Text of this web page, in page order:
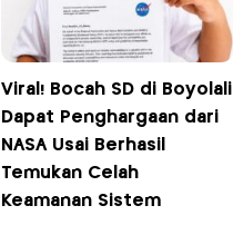
Viral! Bocah SD di Boyolali
Dapat Penghargaan dari
NASA Usai Berhasil
Temukan Celah
Keamanan Sistem